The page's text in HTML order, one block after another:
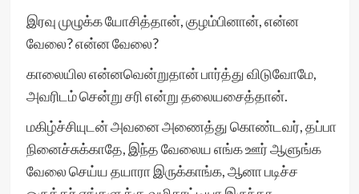
இரவு முழுக்க யோசித்தான், குழம்பினான், என்ன
வேலை? என்ன வேலை?
காலையில என்னவென்றுதான் பார்த்து விடுவோமே,
அவரிடம் சென்று சரி என்று தலையசைத்தான்.
மகிழ்ச்சியுடன் அவனை அணைத்து கொண்டவர், தப்பா
நினைச்சுக்காதே, இந்த வேலைய எங்க ஊர் ஆளுங்க
வேலை செய்ய தயாரா இருக்காங்க, ஆனா படிச்ச